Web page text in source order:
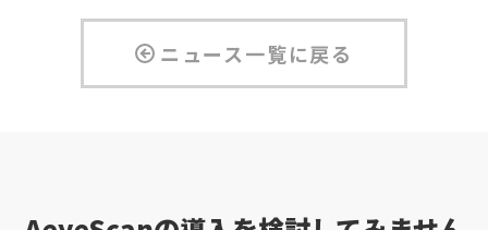
ニュース一覧に戻る